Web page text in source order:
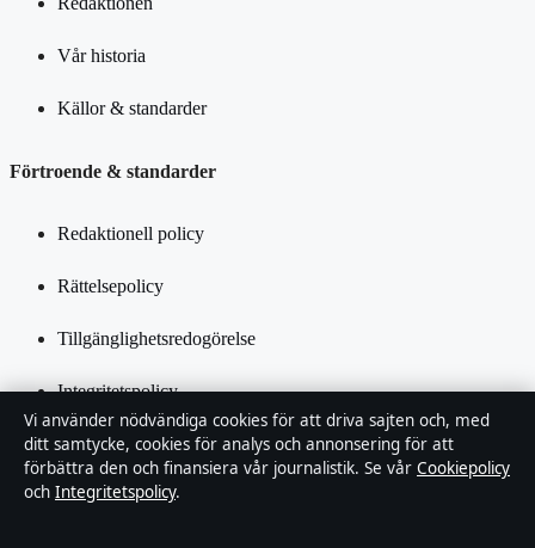
Vår historia
Källor & standarder
Förtroende & standarder
Redaktionell policy
Rättelsepolicy
Tillgänglighetsredogörelse
Integritetspolicy
Kändisar & integritet
Om Inrikestidningen i korthet
Vi använder nödvändiga cookies för att driva sajten och, med
ditt samtycke, cookies för analys och annonsering för att
förbättra den och finansiera vår journalistik. Se vår Cookiepolicy
och Integritetspolicy.